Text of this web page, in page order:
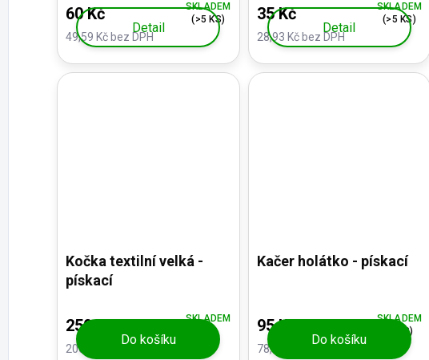
49,59 Kč bez DPH
60 Kč
SKLADEM
(>5 KS)
Detail
28,93 Kč bez DPH
35 Kč
SKLADEM
(>5 KS)
Detail
Kočka textilní velká -
pískací
206,61 Kč bez DPH
250 Kč SKLADEM
Do košíku
Kačer holátko - pískací
78,51 Kč bez DPH
95 Kč
SKLADEM
(3 KS)
Do košíku